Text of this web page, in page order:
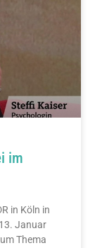
im
in Köln in
Januar
Thema